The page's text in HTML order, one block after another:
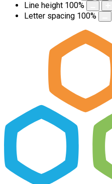
Line height 100%
Letter spacing 100%